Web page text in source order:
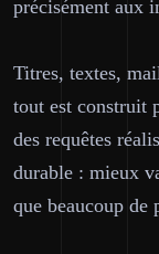
précisément aux
Titres, textes,
tout est construit
des requêtes
durable : mieux
que beaucoup de